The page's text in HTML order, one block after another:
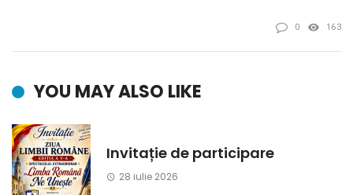
0 163
YOU MAY ALSO LIKE
Invitație de participare
28 iulie 2026